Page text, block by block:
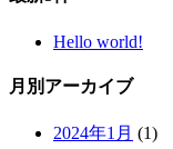
Hello world!
月別アーカイブ
2024年1月 (1)